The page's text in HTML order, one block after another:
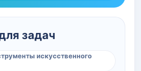
задач
искусственного